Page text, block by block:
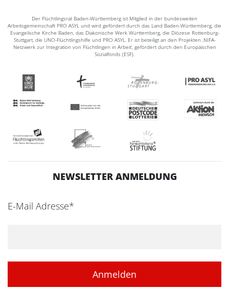
Der Flüchtlingsrat Baden-Württemberg ist Mitglied in der bundesweiten
Arbeitsgemeinschaft PRO ASYL und wird gefördert durch das Land Baden-Württemberg, die
Evangelische Kirche Baden, das Diakonische Werk Württemberg, die Diözese Rottenburg-
Stuttgart, die UNO-Flüchtlingshilfe und PRO ASYL. Er ist beteiligt an den Projekten ‚NIFA-
Netzwerk zur Integration von Flüchtlingen in Arbeit‘, gefördert durch den Europäischen
Sozialfonds (ESF).
NEWSLETTER ANMELDUNG
E-Mail Adresse*